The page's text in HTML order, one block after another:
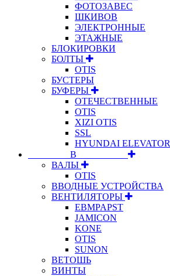
ФОТОЗАВЕС
ШКИВОВ
ЭЛЕКТРОННЫЕ
ЭТАЖНЫЕ
БЛОКИРОВКИ
БОЛТЫ
OTIS
БУСТЕРЫ
БУФЕРЫ
ОТЕЧЕСТВЕННЫЕ
OTIS
XIZI OTIS
SSL
HYUNDAI ELEVATOR
⠀⠀⠀⠀⠀⠀В⠀⠀⠀⠀⠀⠀⠀
ВАЛЫ
OTIS
ВВОДНЫЕ УСТРОЙСТВА
ВЕНТИЛЯТОРЫ
EBMPAPST
JAMICON
KONE
OTIS
SUNON
ВЕТОШЬ
ВИНТЫ